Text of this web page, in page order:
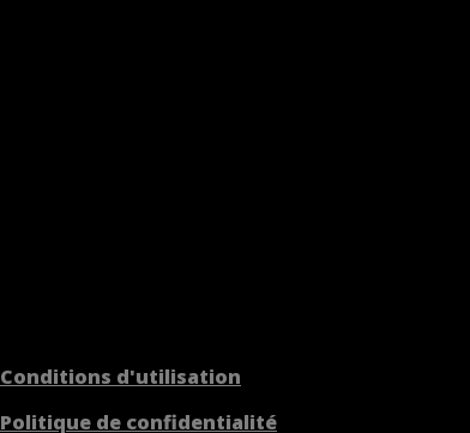
Conditions d'utilisation
Politique de confidentialité